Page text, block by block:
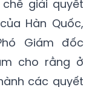
Giám đốc
cho rằng ở
các quyết
chấp (DAB)